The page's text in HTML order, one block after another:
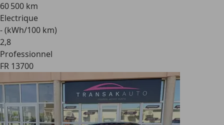
60 500 km
Electrique
- (kWh/100 km)
2,8
Professionnel
FR 13700